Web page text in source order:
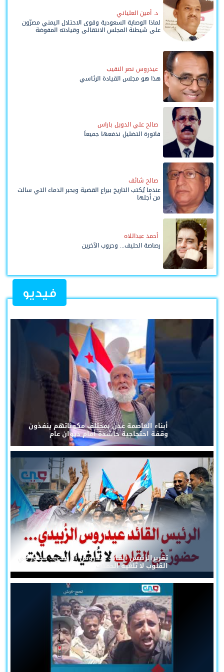
د. أمين العلياني
لماذا الوصاية السعودية وقوى الاحتلال اليمني مصرّون
على شيطنة المجلس الانتقالي وقيادته المفوضة
عيدروس نصر النقيب
هذا هو مجلس القيادة الرئاسي
صالح علي الدويل باراس
فاتورة التضليل ندفعها جميعاً
صالح شائف
عندما يُكتب التاريخ بيراع القضية وبحبر الدماء التي سالت
من أجلها
أحمد عبداللاه
رصاصة الحليف... وحروب الآخرين
فيديو
أبناء العاصمة عدن بمختلف مكوناتهم ينفذون
وقفة احتجاجية حاشدة أمام ديوان عام
تقريرالرئيس القائد عيدروس الزُبيدي... حضورٌ في
القلوب لا تُلغيه الحملات